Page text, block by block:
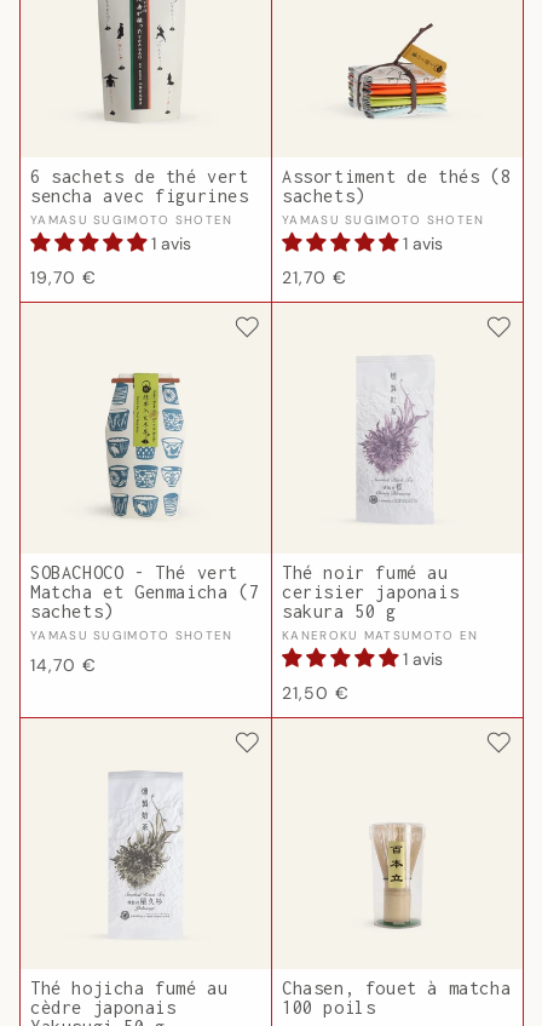
6 sachets de thé vert
sencha avec figurines
Fournisseur :
YAMASU SUGIMOTO SHOTEN
1 avis
Prix
habituel
19,70 €
Assortiment de thés (8
sachets)
Fournisseur :
YAMASU SUGIMOTO SHOTEN
1 avis
Prix
habituel
21,70 €
SOBACHOCO - Thé vert
Matcha et Genmaicha (7
sachets)
Fournisseur :
YAMASU SUGIMOTO SHOTEN
Prix
14,70 €
Thé noir fumé au
cerisier japonais
sakura 50 g
Fournisseur :
KANEROKU MATSUMOTO EN
1 avis
Prix
habituel
21,50 €
Thé hojicha fumé au
cèdre japonais
Chasen, fouet à matcha
100 poils